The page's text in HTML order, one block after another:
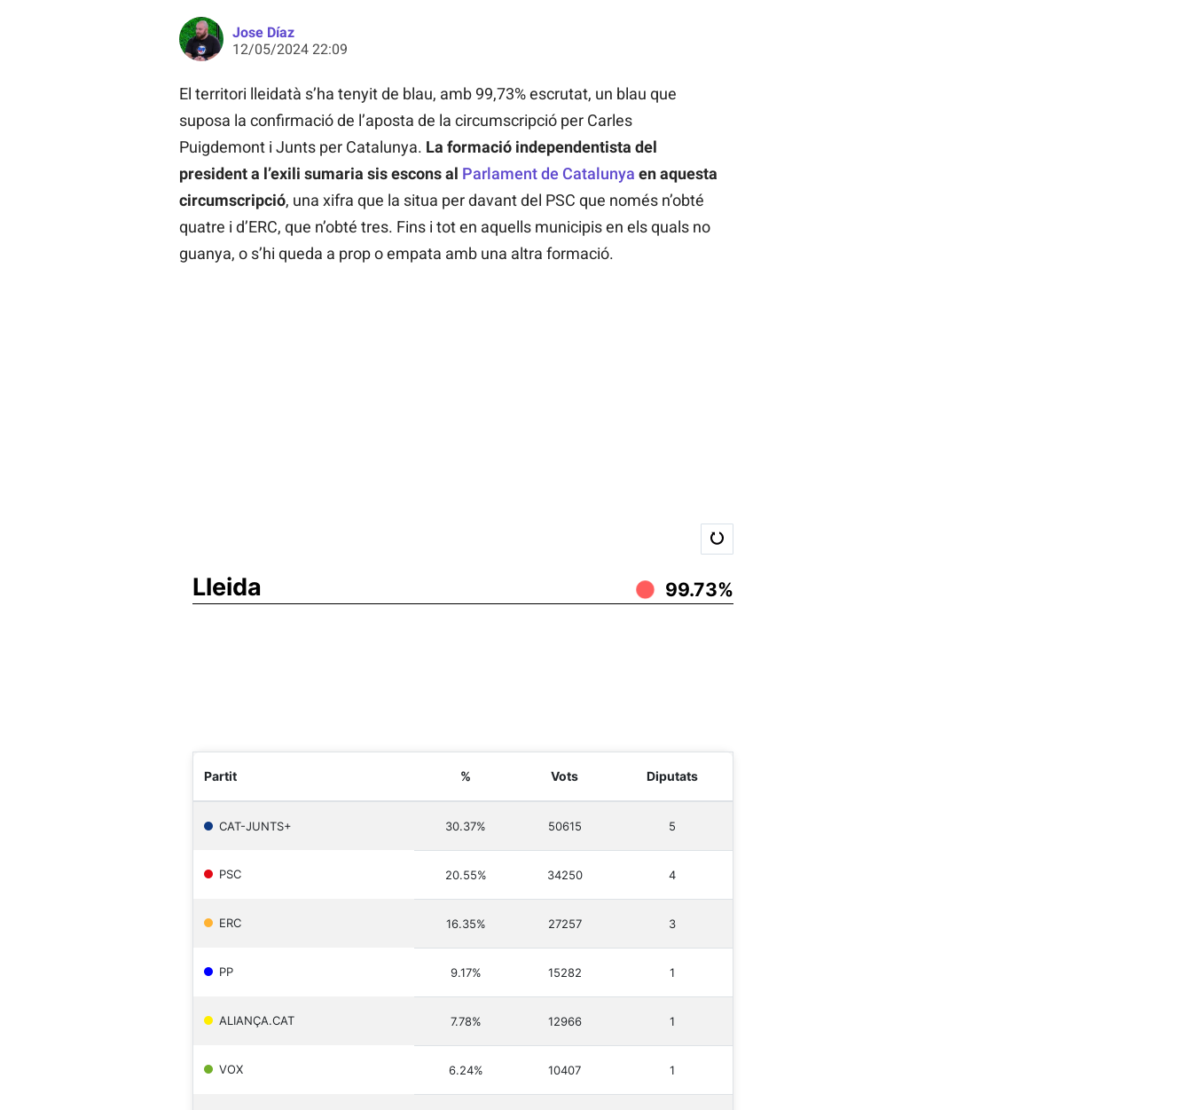
Jose Díaz
12/05/2024 22:09
El territori lleidatà s’ha tenyit de blau, amb 99,73% escrutat, un blau que
suposa la confirmació de l’aposta de la circumscripció per Carles
Puigdemont i Junts per Catalunya. La formació independentista del
president a l’exili sumaria sis escons al Parlament de Catalunya en aquesta
circumscripció, una xifra que la situa per davant del PSC que només n’obté
quatre i d’ERC, que n’obté tres. Fins i tot en aquells municipis en els quals no
guanya, o s’hi queda a prop o empata amb una altra formació.
Lleida 99.73%
Partit % Vots Diputats
CAT-JUNTS+ 30.37% 50615 5
PSC 20.55% 34250 4
ERC 16.35% 27257 3
PP 9.17% 15282 1
ALIANÇA.CAT 7.78% 12966 1
VOX 6.24% 10407 1